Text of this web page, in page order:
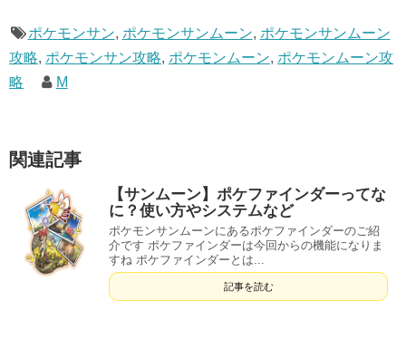
ポケモンサン, ポケモンサンムーン, ポケモンサンムーン
攻略, ポケモンサン攻略, ポケモンムーン, ポケモンムーン攻
略
M
関連記事
【サンムーン】ポケファインダーってな
に？使い方やシステムなど
ポケモンサンムーンにあるポケファインダーのご紹
介です ポケファインダーは今回からの機能になりま
すね ポケファインダーとは...
記事を読む